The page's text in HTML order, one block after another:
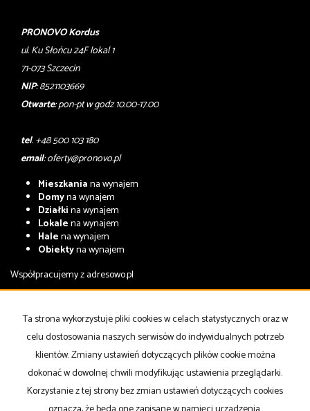
PRONOVO Kordus
ul. Ku Słońcu 24F lokal 1
71-073 Szczecin
NIP: 8521103669
Otwarte: pon-pt w godz 10.00-17.00
tel. +48 500 103 180
email:oferty@pronovo.pl
Mieszkaniana wynajem
Domyna wynajem
Działkina wynajem
Lokalena wynajem
Halena wynajem
Obiektyna wynajem
Współpracujemy zadresowo.pl
Domyna sprzedaż
Działkina sprzedaż
Lokalena sprzedaż
Halena sprzedaż
Obiekty na sprzedaż
Strona główna notatnik Kup Sprzedaj Kontakt
Ta strona wykorzystuje pliki cookies w celach statystycznych oraz w
celu dostosowania naszych serwisów do indywidualnych potrzeb
klientów. Zmiany ustawień dotyczących plików cookie można
dokonać w dowolnej chwili modyfikując ustawienia przeglądarki.
Korzystanie z tej strony bez zmian ustawień dotyczących cookies